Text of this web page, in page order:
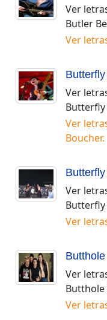
Ver
Butler
Ver
Ver
Butterfly
Ver
Boucher.
Ver
Butterfly
Ver
Ver
Butthole
Ver